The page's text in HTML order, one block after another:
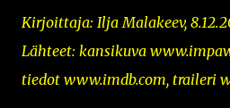
Kirjoittaja: Ilja Malakeev,
Lähteet: kansikuva
tiedot www.imdb.com, traileri